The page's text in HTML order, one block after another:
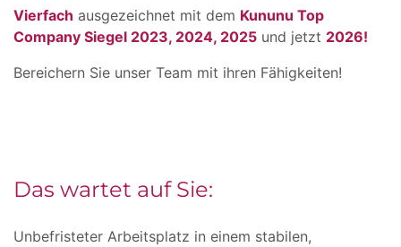
Vierfach ausgezeichnet mit dem Kununu Top
Company Siegel 2023, 2024, 2025 und jetzt 2026!
Bereichern Sie unser Team mit ihren Fähigkeiten!
Das wartet auf Sie:
Unbefristeter Arbeitsplatz in einem stabilen,